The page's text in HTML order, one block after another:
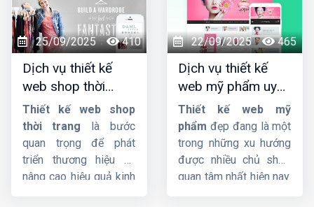
thiết kế web bán điện
thoạichuyên nghiệp,
ấn tượng và tối ưu hóa
trải nghiệm người dùng
sẽ là cầu nối vững
chắc giữa thương hiệu
của bạn và khách hàng
tiềm năng, giúp bạn
bứt phá doanh số và
khẳng định vị thế trên
thị trường.
Responsive, cấu trúc
code chuẩn SEO hỗ trợ
lên Top Google nhanh
chóng quan trọng như
thế nào đối với trang
web ?
25/09/2025 410
Dịch vụ thiết kế
web shop thời
trang đẹp, ấn
tượng, chuyên
nghiệp
Thiết kế web shop
thời trang là bước
quan trọng để phát
triển thương hiệu và
nâng cao hiệu quả kinh
22/09/2025 465
Dịch vụ thiết kế
web mỹ phẩm uy
tín, chuyên nghiệp,
chuẩn SEO
Thiết kế web mỹ
phẩm đẹp đang là một
trong những xu hướng
được nhiều chủ shop
quan tâm nhất hiện nay.